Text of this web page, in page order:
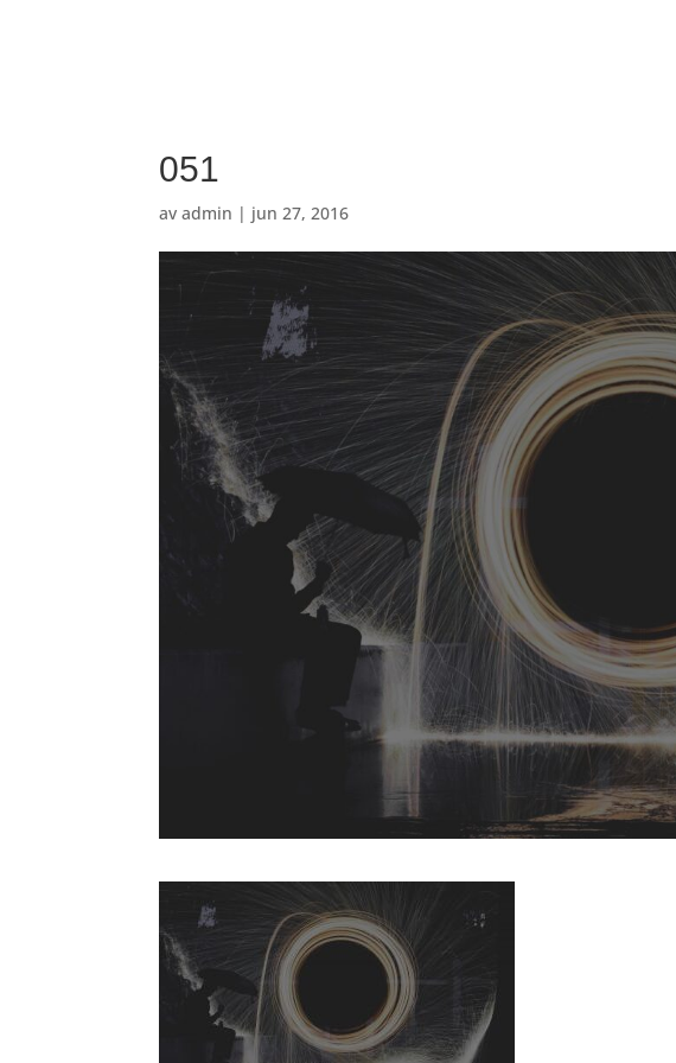
051
avadmin | jun 27, 2016